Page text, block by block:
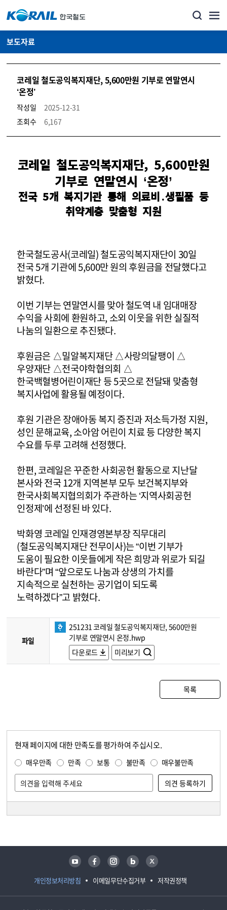
보도자료
코레일 철도공익복지재단, 5,600만원 기부로 연말연시
‘온정’
작성일
2025-12-31
조회수
6,167
뉴스·홍보_보도자료 상세보기 – 내용, 파일, 담당자 연락처로 구성
코레일 철도공익복지재단, 5,600만원
기부로 연말연시 ‘온정’
전국 5개 복지기관 통해 의료비․생필품 등
취약계층 맞춤형 지원
한국철도공사(코레일) 철도공익복지재단이 30일
전국 5개 기관에 5,600만 원의 후원금을 전달했다고
밝혔다.
이번 기부는 연말연시를 맞아 철도역 내 임대매장
수익을 사회에 환원하고, 소외 이웃을 위한 실질적
나눔의 일환으로 추진됐다.
후원금은 △밀알복지재단 △사랑의달팽이 △
우양재단 △전국야학협의회 △
한국백혈병어린이재단 등 5곳으로 전달돼 맞춤형
복지사업에 활용될 예정이다.
후원 기관은 장애아동 복지 증진과 저소득가정 지원,
성인 문해교육, 소아암 어린이 치료 등 다양한 복지
수요를 두루 고려해 선정했다.
한편, 코레일은 꾸준한 사회공헌 활동으로 지난달
본사와 전국 12개 지역본부 모두 보건복지부와
한국사회복지협의회가 주관하는 ‘지역사회공헌
인정제’에 선정된 바 있다.
박화영 코레일 인재경영본부장 직무대리
(철도공익복지재단 전무이사)는 “이번 기부가
도움이 필요한 이웃들에게 작은 희망과 위로가 되길
바란다”며 “앞으로도 나눔과 상생의 가치를
지속적으로 실천하는 공기업이 되도록
노력하겠다”고 밝혔다.
파일
251231 코레일 철도공익복지재단, 5600만원
기부로 연말연시 온정.hwp
다운로드
미리보기
목록
현재 페이지에 대한 만족도를 평가하여 주십시오.
매우만족 만족 보통 불만족 매우불만족
개인정보처리방침 이메일무단수집거부 저작권정책
유튜브 페이스북 인스타그램 블로그 트위터